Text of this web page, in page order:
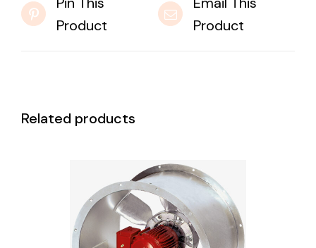
Product
Product
Related products